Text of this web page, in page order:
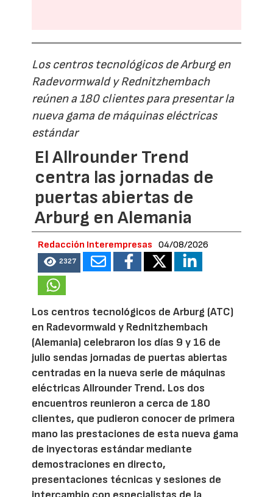
Los centros tecnológicos de Arburg en
Radevormwald y Rednitzhembach
reúnen a 180 clientes para presentar la
nueva gama de máquinas eléctricas
estándar
El Allrounder Trend
centra las jornadas de
puertas abiertas de
Arburg en Alemania
Redacción Interempresas 04/08/2026
2327
Los centros tecnológicos de Arburg (ATC)
en Radevormwald y Rednitzhembach
(Alemania) celebraron los días 9 y 16 de
julio sendas jornadas de puertas abiertas
centradas en la nueva serie de máquinas
eléctricas Allrounder Trend. Los dos
encuentros reunieron a cerca de 180
clientes, que pudieron conocer de primera
mano las prestaciones de esta nueva gama
de inyectoras estándar mediante
demostraciones en directo,
presentaciones técnicas y sesiones de